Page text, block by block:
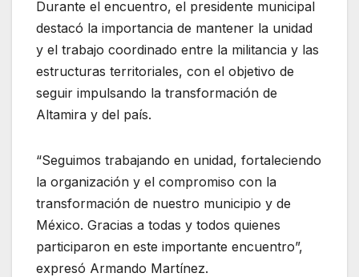
Durante el encuentro, el presidente municipal
destacó la importancia de mantener la unidad
y el trabajo coordinado entre la militancia y las
estructuras territoriales, con el objetivo de
seguir impulsando la transformación de
Altamira y del país.
“Seguimos trabajando en unidad, fortaleciendo
la organización y el compromiso con la
transformación de nuestro municipio y de
México. Gracias a todas y todos quienes
participaron en este importante encuentro”,
expresó Armando Martínez.